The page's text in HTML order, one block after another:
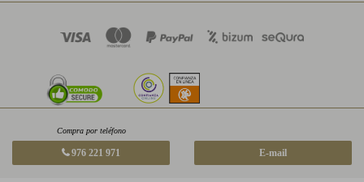
Compra por teléfono
976 221 971 E-mail